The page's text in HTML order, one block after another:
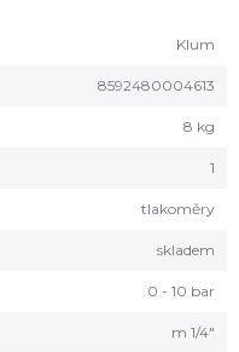
Klum
8592480004613
8 kg
1
tlakoměry
skladem
0 - 10 bar
m 1/4"